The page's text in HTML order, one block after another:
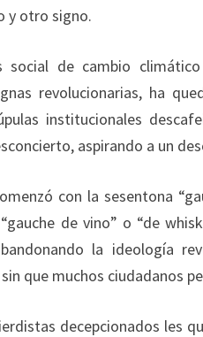
y otro signo.
social de cambio
revolucionarias, ha
institucionales
aspirando a un
con la sesentona
de vino” o “de
la ideología
que muchos ciudadanos
decepcionados les